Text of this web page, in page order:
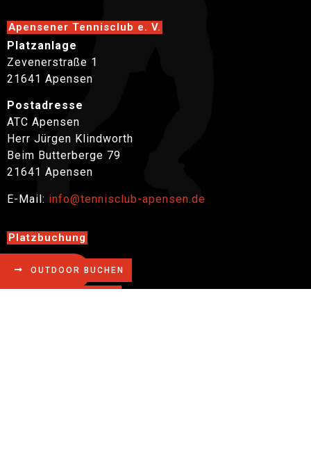
ZURÜCK
Apensener Tennisclub e. V.
Platzanlage
Zevenerstraße 1
21641 Apensen
Postadresse
ATC Apensen
Herr Jürgen Klindworth
Beim Butterberge 79
21641 Apensen
E-Mail: info@tennisclub-apensen.de
Platzbuchung
OUTDOOR BUCHEN